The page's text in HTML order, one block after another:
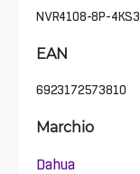
NVR4108-8P-4KS3
EAN
6923172573810
Marchio
Dahua